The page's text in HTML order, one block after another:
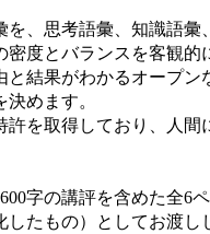
、思考語彙、知識語彙
度とバランスを客観的
結果がわかるオープン
めます。
を取得しており、人間
字の講評を含めた全6
たもの）としてお渡し